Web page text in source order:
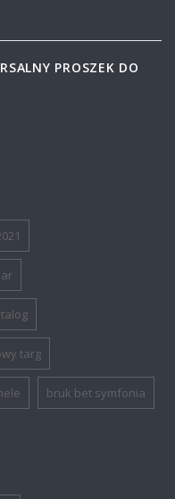
PROSZEK DO
targ
bruk bet symfonia